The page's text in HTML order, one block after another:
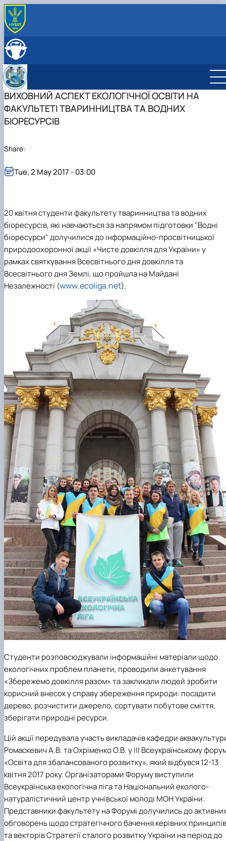
ПРО КАФЕДРУ
ОСВІТНЯ ДІЯЛЬНІСТЬ
Навчальні лабораторії
Сертифікатні курси
Фотогалерея
Робочі програми
НАУКОВА ДІЯЛЬНІСТЬ
Наукова робота
Дорадча діяльність
Наукові гуртки
Підготовка аспірантів та докторантів
МІЖНАРОДНА ДІЯЛЬНІСТЬ
ВИХОВНИЙ АСПЕКТ ЕКОЛОГІЧНОЇ ОСВІТИ НА
ФАКУЛЬТЕТІ ТВАРИННИЦТВА ТА ВОДНИХ
БІОРЕСУРСІВ
20 квітнястуденти факультету тваринництва та водних
біоресурсів, які навчаються за напрямом підготовки "Водні
біоресурси" долучилися доінформаційно-просвітницької
природоохоронної акції «Чисте довкілля для України» у
рамках святкування Всесвітнього дня довкілля та
Всесвітнього дня Землі, що пройшла на Майдані
Незалежності (www.ecoliga.net).
Студенти розповсюджували інформаційні матеріали щодо
екологічних проблем планети, проводили анкетування
«Збережемо довкілля разом» тазакликали людей зробити
корисний внесок у справу збереження природи: посадити
дерево, розчистити джерело, сортувати побутове сміття,
зберігати природні ресурси.
Цій акції передувалаучасть викладачів кафедри
Ромаскевич А.В. та Охріменко О.В. у ІІІ Всеукраїнському
«Освіта для збалансованого розвитку», який відбувся 12-13
квітня 2017 року.Організаторами Форуму виступили
Всеукраїнська екологічна ліга та Національний еколого-
натуралістичний центр учнівської молоді МОН України.
Представники факультету наФорумідолучились до
обговорень щодо стратегічного бачення керівних принципів
та векторів Стратегії сталого розвитку України на період до
Tue, 2 May 2017 - 03:00
Share: